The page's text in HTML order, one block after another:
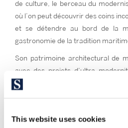
This website uses cookies
de culture, le berceau du
où l’on peut découvrir des coins
et se détendre au bord de la
gastronomie de la tradition
Son patrimoine architectural de
avec des projets d’ultra
réalisés des parcours qui se
également importants.